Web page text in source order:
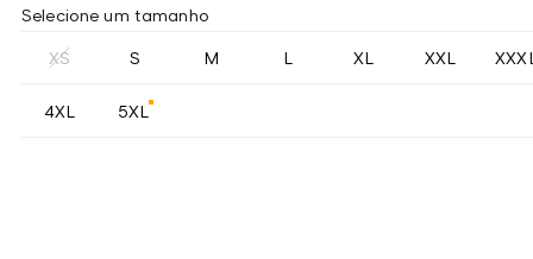
Selecione um tamanho
XS S M L XL XXL
4XL 5XL